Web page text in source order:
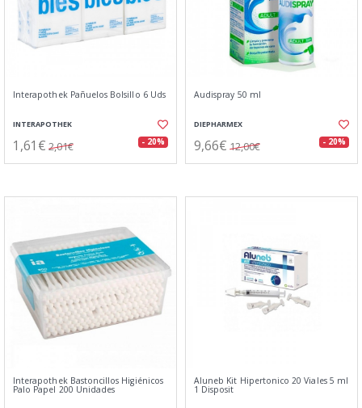
Interapothek Pañuelos Bolsillo 6 Uds
INTERAPOTHEK
1,61€ 2,01€ - 20%
Audispray 50 ml
DIEPHARMEX
9,66€ 12,00€ - 20%
Interapothek Bastoncillos Higiénicos
Palo Papel 200 Unidades
Aluneb Kit Hipertonico 20 Viales 5 ml
1 Disposit